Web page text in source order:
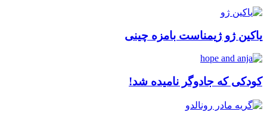
یاکین ژو ژیمناست بامزه چینی
کودکی که جادوگر نامیده شد!